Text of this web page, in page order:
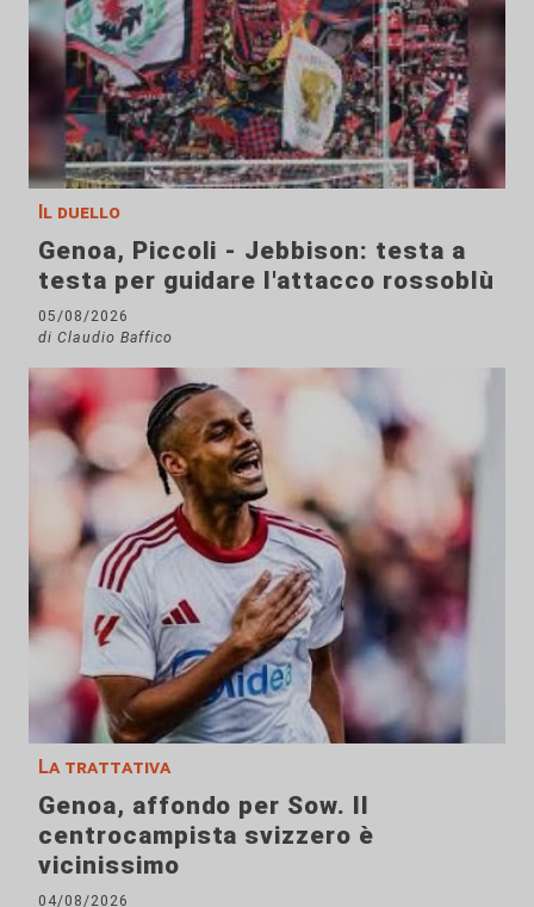
Il duello
Genoa, Piccoli - Jebbison: testa a
testa per guidare l'attacco rossoblù
05/08/2026
di Claudio Baffico
La trattativa
Genoa, affondo per Sow. Il
centrocampista svizzero è
vicinissimo
04/08/2026